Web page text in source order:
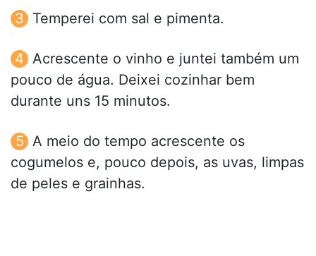
Temperei com sal e pimenta.
Acrescente o vinho e juntei também um
pouco de água. Deixei cozinhar bem
durante uns 15 minutos.
A meio do tempo acrescente os
cogumelos e, pouco depois, as uvas, limpas
de peles e grainhas.